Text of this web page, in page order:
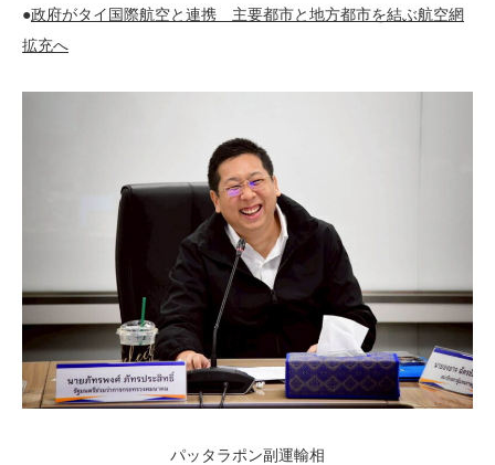
●政府がタイ国際航空と連携 主要都市と地方都市を結ぶ航空網
拡充へ
パッタラポン副運輸相